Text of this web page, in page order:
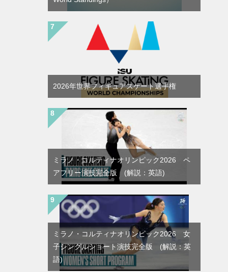
2026年世界フィギュアスケート選手権
ミラノ・コルティナオリンピック2026 ペ
アフリー演技完全版 (解説：英語)
ミラノ・コルティナオリンピック2026 女
子シングルショート演技完全版 (解説：英
語)